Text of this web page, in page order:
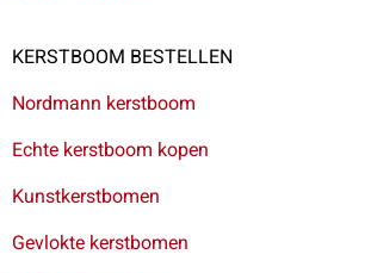
KERSTBOOM BESTELLEN
Nordmann kerstboom
Echte kerstboom kopen
Kunstkerstbomen
Gevlokte kerstbomen